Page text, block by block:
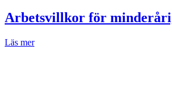
Arbetsvillkor för
Läs mer